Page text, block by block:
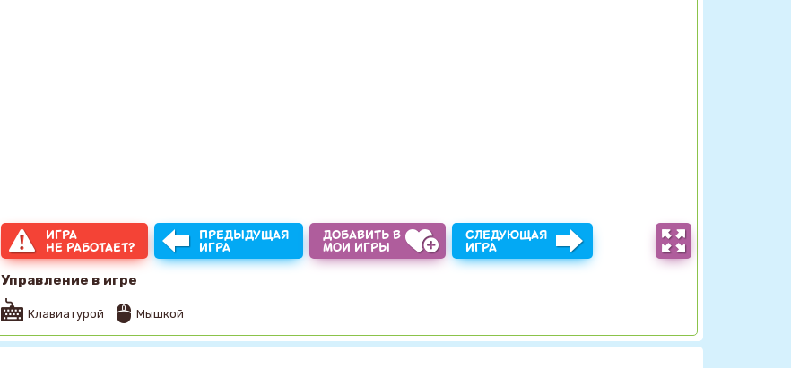
ИГРА
НЕ РАБОТАЕТ?
ПРЕДЫДУЩАЯ
ИГРА
ДОБАВИТЬ В
МОИ ИГРЫ
СЛЕДУЮЩАЯ
ИГРА
Управление в игре
Клавиатурой Мышкой